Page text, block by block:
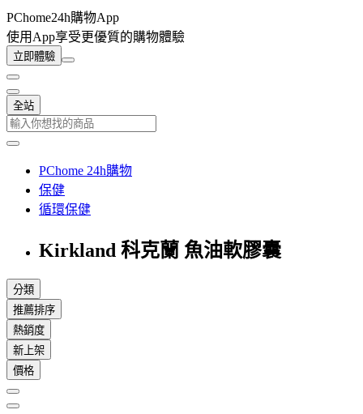
PChome24h購物App
使用App享受更優質的購物體驗
立即體驗
全站
PChome 24h購物
保健
循環保健
Kirkland 科克蘭 魚油軟膠囊
分類
推薦排序
熱銷度
新上架
價格